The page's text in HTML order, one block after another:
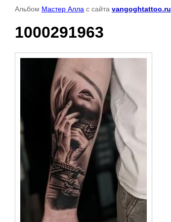
Альбом Мастер Алла с сайта vangoghtattoo.ru
1000291963